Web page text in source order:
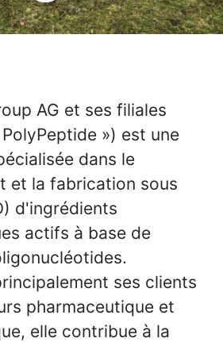
AG et ses filiales
») est une
dans le
et la fabrication sous
d'ingrédients
actifs à base de
ses clients
pharmaceutique et
elle contribue à la